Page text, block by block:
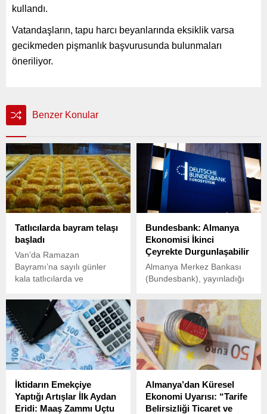
kullandı.
Vatandaşların, tapu harcı beyanlarında eksiklik varsa
gecikmeden pişmanlık başvurusunda bulunmaları
öneriliyor.
Benzer Konular
Tatlıcılarda bayram telaşı
başladı
Van’da Ramazan
Bayramı’na sayılı günler
kala tatlıcılarda ve
başladı.
Bundesbank: Almanya
Ekonomisi İkinci
Çeyrekte Durgunlaşabilir
Almanya Merkez Bankası
(Bundesbank), yayınladığı
raporunda, ülke
ekonomisinin ikinci çeyrekte
durgunluk yaşayabileceği
uyarısında bulundu.
Özellikle ABD’nin gümrük
tarifesi politikalarının Alman
baskı oluşturduğu
belirtiliyor.
İktidarın Emekçiye
Yaptığı Artışlar İlk Aydan
Eridi: Maaş Zammı Uçtu
Almanya’dan Küresel
Ekonomi Uyarısı: “Tarife
Belirsizliği Ticaret ve